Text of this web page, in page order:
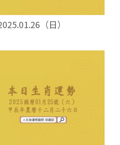
（日）